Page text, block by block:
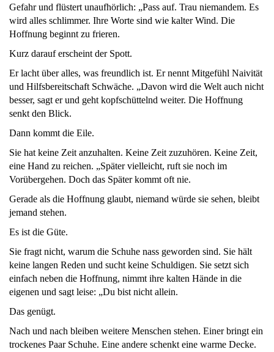
Gefahr und flüstert unaufhörlich: „Pass auf. Trau niemandem. Es
wird alles schlimmer. Ihre Worte sind wie kalter Wind. Die
Hoffnung beginnt zu frieren.
Kurz darauf erscheint der Spott.
Er lacht über alles, was freundlich ist. Er nennt Mitgefühl Naivität
und Hilfsbereitschaft Schwäche. „Davon wird die Welt auch nicht
besser, sagt er und geht kopfschüttelnd weiter. Die Hoffnung
senkt den Blick.
Dann kommt die Eile.
Sie hat keine Zeit anzuhalten. Keine Zeit zuzuhören. Keine Zeit,
eine Hand zu reichen. „Später vielleicht, ruft sie noch im
Vorübergehen. Doch das Später kommt oft nie.
Gerade als die Hoffnung glaubt, niemand würde sie sehen, bleibt
jemand stehen.
Es ist die Güte.
Sie fragt nicht, warum die Schuhe nass geworden sind. Sie hält
keine langen Reden und sucht keine Schuldigen. Sie setzt sich
einfach neben die Hoffnung, nimmt ihre kalten Hände in die
eigenen und sagt leise: „Du bist nicht allein.
Das genügt.
Nach und nach bleiben weitere Menschen stehen. Einer bringt ein
trockenes Paar Schuhe. Eine andere schenkt eine warme Decke.